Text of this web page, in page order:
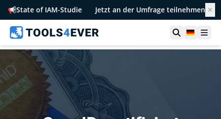
📢State of IAM-Studie Jetzt an der Umfrage teilnehmen ✕
Suche